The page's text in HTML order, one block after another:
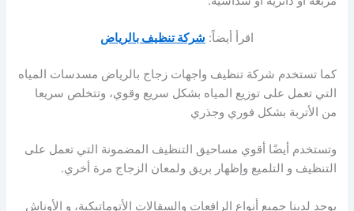
اقرأ أيضاً: شركة تنظيف بالرياض
كما تستخدم شركة تنظيف واجهات زجاج بالرياض مسدسات المياه
التي تعمل على توزيع المياه بشكل سريع وقوي، وتتخلص سريعا
من الأتربة بشكل فوري وجذري
وتستخدم أيضًا أقوي مساحيق التنظيف المضمونة التي تعمل على
التنظيف و التلميع وإظهار بريق ولمعان الزجاج مرة أخري.
يوجد لدينا جميع أنواع الرافعات والسقالات الأتوماتيكية، و الأوناش